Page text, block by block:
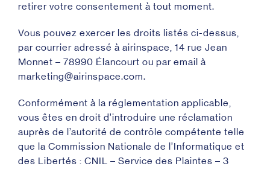
retirer votre consentement à tout moment.
Vous pouvez exercer les droits listés ci-dessus,
par courrier adressé à airinspace, 14 rue Jean
Monnet – 78990 Élancourt ou par email à
marketing@airinspace.com.
Conformément à la réglementation applicable,
vous êtes en droit d’introduire une réclamation
auprès de l’autorité de contrôle compétente telle
que la Commission Nationale de l’Informatique et
des Libertés : CNIL – Service des Plaintes – 3